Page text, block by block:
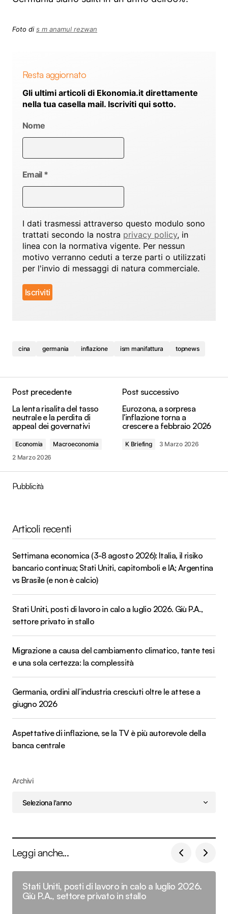
Foto di s m anamul rezwan
Resta aggiornato
Gli ultimi articoli di Ekonomia.it direttamente
nella tua casella mail. Iscriviti qui sotto.
Nome
Email *
I dati trasmessi attraverso questo modulo sono
trattati secondo la nostra privacy policy, in
linea con la normativa vigente. Per nessun
motivo verranno ceduti a terze parti o utilizzati
per l'invio di messaggi di natura commerciale.
cina germania inflazione ism manifattura topnews
Post precedente
La lenta risalita del tasso
neutrale e la perdita di
appeal dei governativi
Economia
Macroeconomia
2 Marzo 2026
Post successivo
Eurozona, a sorpresa
l'inflazione torna a
crescere a febbraio 2026
K Briefing 3 Marzo 2026
Pubblicità
Articoli recenti
Settimana economica (3-8 agosto 2026): Italia, il risiko
bancario continua; Stati Uniti, capitomboli e IA; Argentina
vs Brasile (e non è calcio)
Stati Uniti, posti di lavoro in calo a luglio 2026. Giù P.A.,
settore privato in stallo
Migrazione a causa del cambiamento climatico, tante tesi
e una sola certezza: la complessità
Germania, ordini all’industria cresciuti oltre le attese a
giugno 2026
Aspettative di inflazione, se la TV è più autorevole della
banca centrale
Archivi
Leggi anche...
Stati Uniti, posti di lavoro in calo a luglio 2026.
Giù P.A., settore privato in stallo